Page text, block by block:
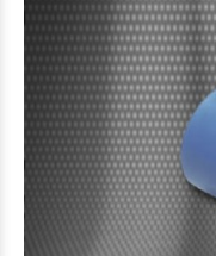
$91216